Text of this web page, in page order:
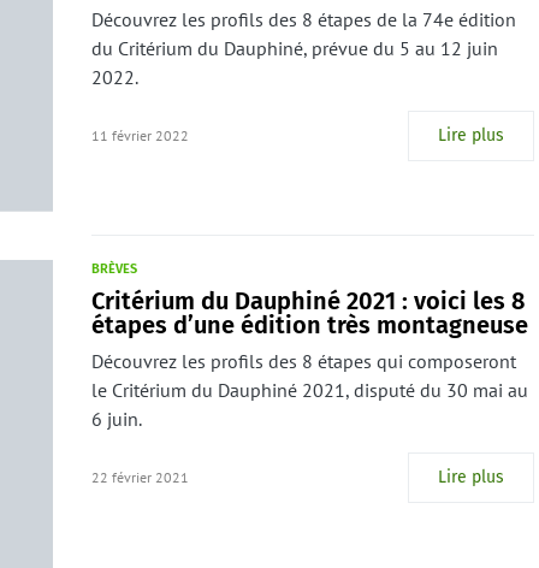
Découvrez les profils des 8 étapes de la 74e édition
du Critérium du Dauphiné, prévue du 5 au 12 juin
2022.
11 février 2022 Lire plus
BRÈVES
Critérium du Dauphiné 2021 : voici les 8
étapes d’une édition très montagneuse
Découvrez les profils des 8 étapes qui composeront
le Critérium du Dauphiné 2021, disputé du 30 mai au
6 juin.
22 février 2021 Lire plus